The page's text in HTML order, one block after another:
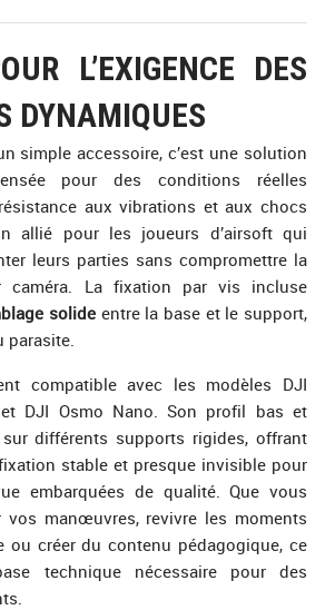
L’EXIGENCE DES
DYNAMIQUES
simple accessoire, c’est une solution
pour des conditions réelles
aux vibrations et aux chocs
allié pour les joueurs d’airsoft qui
leurs parties sans compromettre la
caméra. La fixation par vis incluse
solide entre la base et le support,
compatible avec les modèles DJI
DJI Osmo Nano. Son profil bas et
sur différents supports rigides, offrant
stable et presque invisible pour
embarquées de qualité. Que vous
vos manœuvres, revivre les moments
ou créer du contenu pédagogique, ce
technique nécessaire pour des